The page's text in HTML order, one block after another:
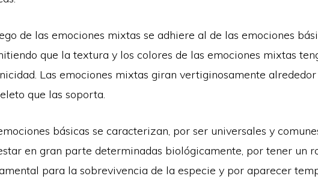
de las emociones mixtas se adhiere al de las emociones
que la textura y los colores de las emociones mixtas
Las emociones mixtas giran vertiginosamente alrededor
que las soporta.
básicas se caracterizan, por ser universales y
en gran parte determinadas biológicamente, por tener un
para la sobrevivencia de la especie y por aparecer